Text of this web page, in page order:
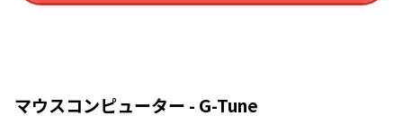
マウスコンピューター - G-Tune